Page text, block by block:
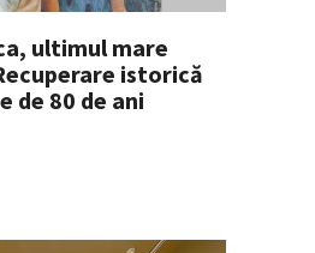
ultimul mare
istorică
de 80 de ani